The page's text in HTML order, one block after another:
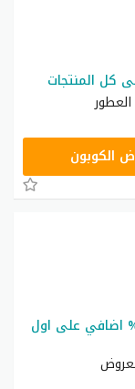
الكوبون
خصم باث اند بودي لأول طلب خصم 35% اضافي على اول